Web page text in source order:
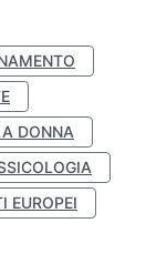
DONNA
EUROPEI